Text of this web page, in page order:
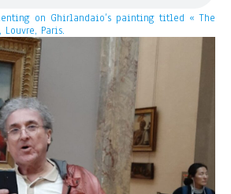
on Ghirlandaio’s painting titled « The
Paris.